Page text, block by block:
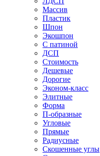
Массив
Пластик
Шпон
Экошпон
С патиной
ДСП
Стоимость
Дешевые
Дорогие
Эконом-класс
Элитные
Форма
П-образные
Угловые
Прямые
Радиусные
Скошенные углы